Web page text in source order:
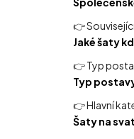
👉
Jaké šaty
👉 Typ
Typ
👉 Hlavní
Šaty na